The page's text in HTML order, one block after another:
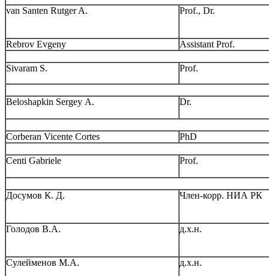
van Santen Rutger A. Prof., Dr.
Rebrov Evgeny Assistant Prof.
Sivaram S. Prof.
Beloshapkin Sergey А. Dr.
Corberan Vicente Cortes PhD
Centi Gabriele Prof.
Досумов К. Д. Член-корр. НИА РК
Голодов В.А. д.х.н.
Сулейменов М.А. д.х.н.